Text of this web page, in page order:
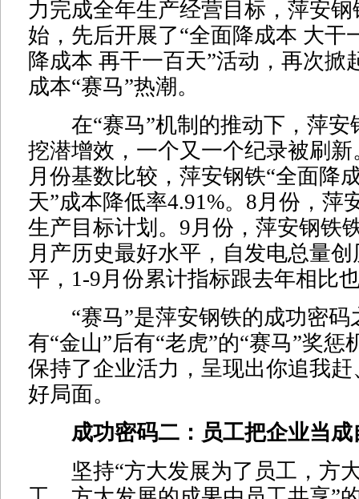
力完成全年生产经营目标，萍安
始，先后开展了“全面降成本 大干
降成本 再干一百天”活动，再次掀
成本“赛马”热潮。
在“赛马”机制的推动下，萍安
挖潜增效，一个又一个纪录被刷
月份基数比较，萍安钢铁“全面降
天”成本降低率4.91%。8月份，萍
生产目标计划。9月份，萍安钢铁
月产历史最好水平，自发电总量
平，1-9月份累计指标跟去年相比
“赛马”是萍安钢铁的成功密码
有“金山”后有“老虎”的“赛马”奖惩
保持了企业活力，呈现出你追我
好局面。
成功密码二：员工把企业当成
坚持“方大发展为了员工，方